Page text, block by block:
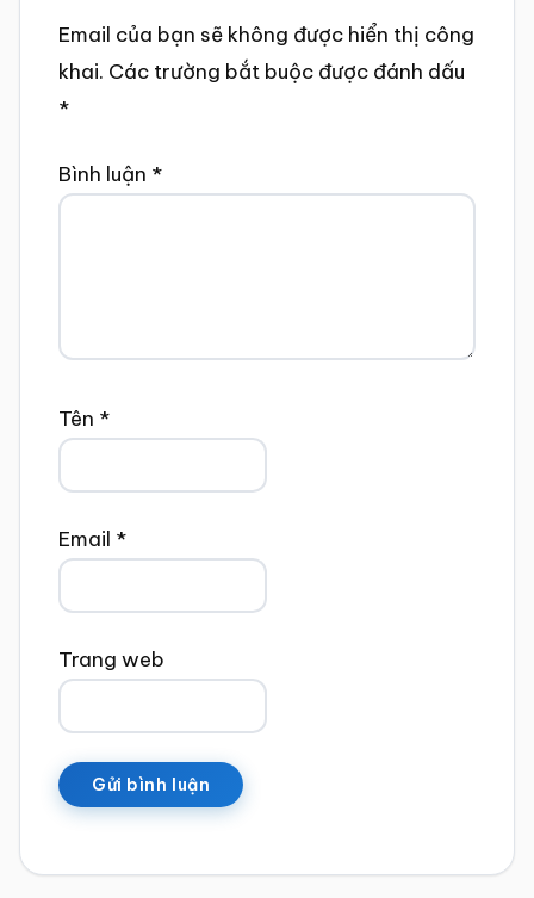
Email của bạn sẽ không được hiển thị công
khai. Các trường bắt buộc được đánh dấu
*
Bình luận *
Tên *
Email *
Trang web